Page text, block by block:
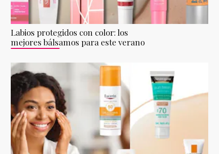
Labios protegidos con color: los
mejores bálsamos para este verano